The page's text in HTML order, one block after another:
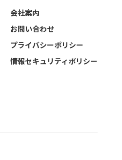
会社案内
お問い合わせ
プライバシーポリシー
情報セキュリティポリシー